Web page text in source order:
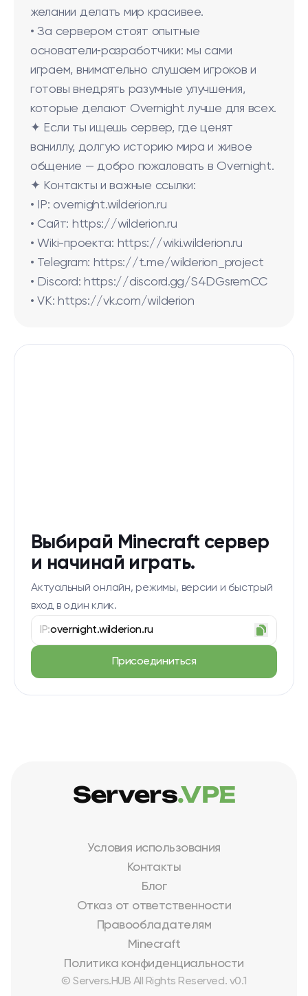
желании делать мир красивее.
• За сервером стоят опытные
основатели‑разработчики: мы сами
играем, внимательно слушаем игроков и
готовы внедрять разумные улучшения,
которые делают Overnight лучше для всех.
✦ Если ты ищешь сервер, где ценят
ваниллу, долгую историю мира и живое
общение — добро пожаловать в Overnight.
✦ Контакты и важные ссылки:
• IP: overnight.wilderion.ru
• Сайт: https://wilderion.ru
• Wiki-проекта: https://wiki.wilderion.ru
• Telegram: https://t.me/wilderion_project
• Discord: https://discord.gg/S4DGsremCC
• VK: https://vk.com/wilderion
Выбирай Minecraft сервер
и начинай играть.
Актуальный онлайн, режимы, версии и быстрый
вход в один клик.
IP:overnight.wilderion.ru
Присоединиться
Условия использования
Контакты
Блог
Отказ от ответственности
Правообладателям
Minecraft
Политика конфиденциальности
© Servers.HUB All Rights Reserved. v0.1
Servers.VPE